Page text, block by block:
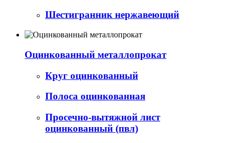
Шестигранник нержавеющий
Оцинкованный металлопрокат
Круг оцинкованный
Полоса оцинкованная
Просечно-вытяжной лист
оцинкованный (пвл)